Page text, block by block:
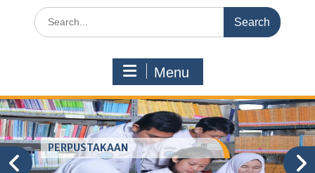
Search
for:
Menu
PERPUSTAKAAN